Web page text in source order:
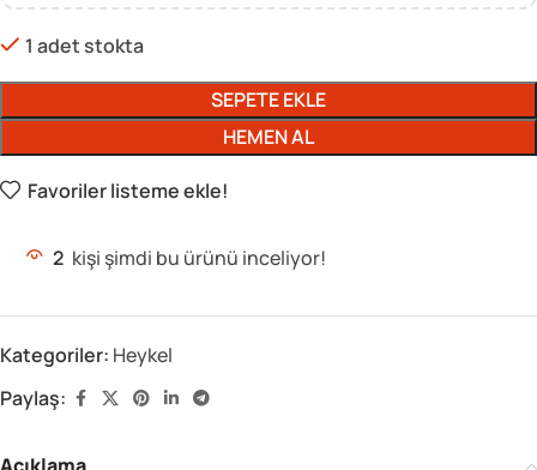
1 adet stokta
SEPETE EKLE
HEMEN AL
Favoriler listeme ekle!
2 kişi şimdi bu ürünü inceliyor!
Kategoriler: Heykel
Paylaş: